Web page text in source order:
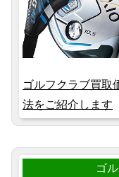
ゴルフクラブ買取
法をご紹介します
ゴ